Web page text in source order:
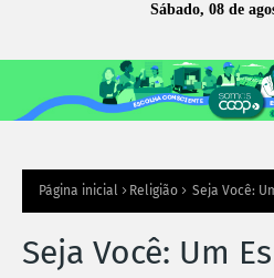
Sábado, 08 de
Página inicial Religião Seja Você:
Seja Você: Um